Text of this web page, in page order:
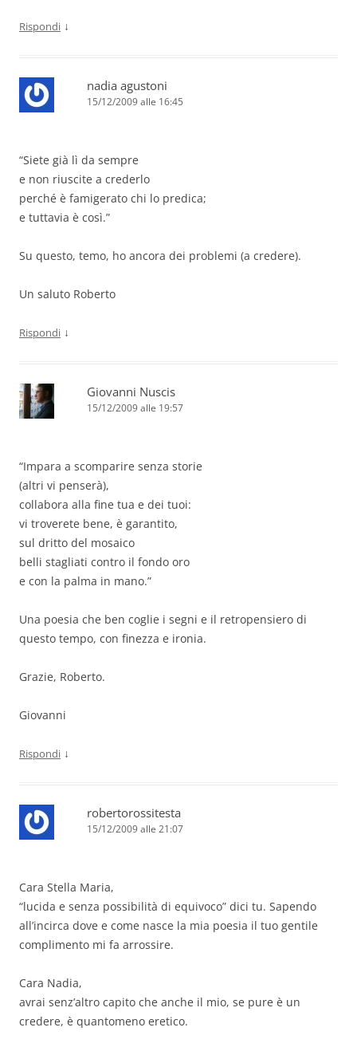
Rispondi ↓
nadia agustoni
15/12/2009 alle 16:45
“Siete già lì da sempre
e non riuscite a crederlo
perché è famigerato chi lo predica;
e tuttavia è così.”
Su questo, temo, ho ancora dei problemi (a credere).
Un saluto Roberto
Rispondi ↓
Giovanni Nuscis
15/12/2009 alle 19:57
“Impara a scomparire senza storie
(altri vi penserà),
collabora alla fine tua e dei tuoi:
vi troverete bene, è garantito,
sul dritto del mosaico
belli stagliati contro il fondo oro
e con la palma in mano.”
Una poesia che ben coglie i segni e il retropensiero di
questo tempo, con finezza e ironia.
Grazie, Roberto.
Giovanni
Rispondi ↓
robertorossitesta
15/12/2009 alle 21:07
Cara Stella Maria,
“lucida e senza possibilità di equivoco” dici tu. Sapendo
all’incirca dove e come nasce la mia poesia il tuo gentile
complimento mi fa arrossire.
Cara Nadia,
avrai senz’altro capito che anche il mio, se pure è un
credere, è quantomeno eretico.